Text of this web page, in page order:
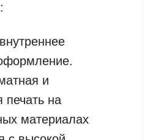
и
печать на
материалах